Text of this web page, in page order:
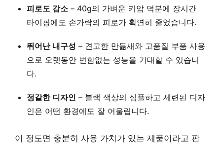
피로도 감소 – 40g의 가벼운 키압 덕분에 장시간
타이핑에도 손가락의 피로가 확연히 줄었습니다.
뛰어난 내구성 – 견고한 만듦새와 고품질 부품 사용
으로 오랫동안 변함없는 성능을 기대할 수 있습니
다.
정갈한 디자인 – 블랙 색상의 심플하고 세련된 디자
인은 어떤 환경에도 잘 어울립니다.
이 정도면 충분히 사용 가치가 있는 제품이라고 판